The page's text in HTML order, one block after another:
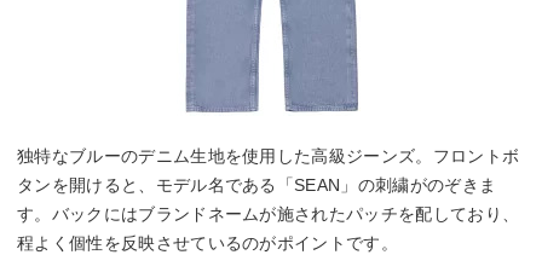
独特なブルーのデニム生地を使用した高級ジーンズ。フロントボ
タンを開けると、モデル名である「SEAN」の刺繍がのぞきま
す。バックにはブランドネームが施されたパッチを配しており、
程よく個性を反映させているのがポイントです。